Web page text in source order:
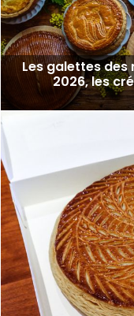
Les galettes des
2026, les